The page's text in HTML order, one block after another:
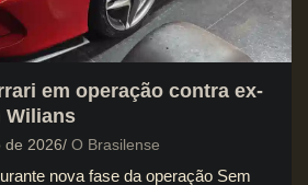
em operação contra ex-
Wilians
de 2026 O Brasilense
nova fase da operação Sem